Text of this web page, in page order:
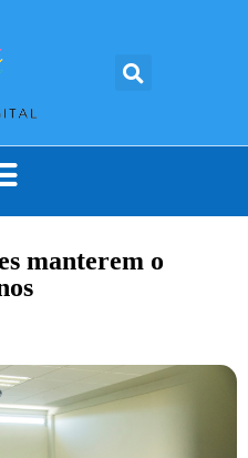
manterem o